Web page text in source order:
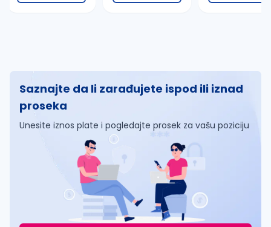
Saznajte da li zarađujete ispod ili iznad
proseka
Unesite iznos plate i pogledajte prosek za vašu poziciju